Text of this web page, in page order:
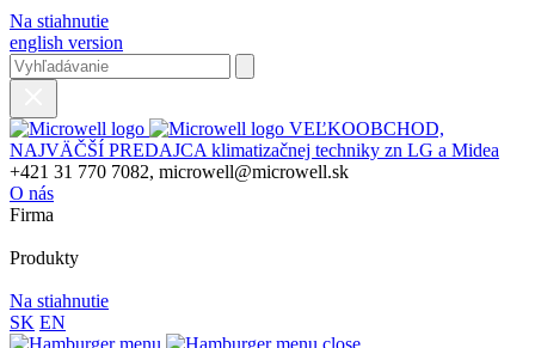
Na stiahnutie
english version
VEĽKOOBCHOD,
NAJVÄČŠÍ PREDAJCA klimatizačnej techniky zn LG a Midea
+421 31 770 7082, microwell@microwell.sk
O nás
Firma
Produkty
Na stiahnutie
SK EN